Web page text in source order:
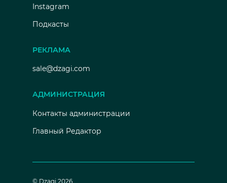
Instagram
Подкасты
РЕКЛАМА
sale@dzagi.com
АДМИНИСТРАЦИЯ
Контакты администрации
Главный Редактор
© Dzagi 2026